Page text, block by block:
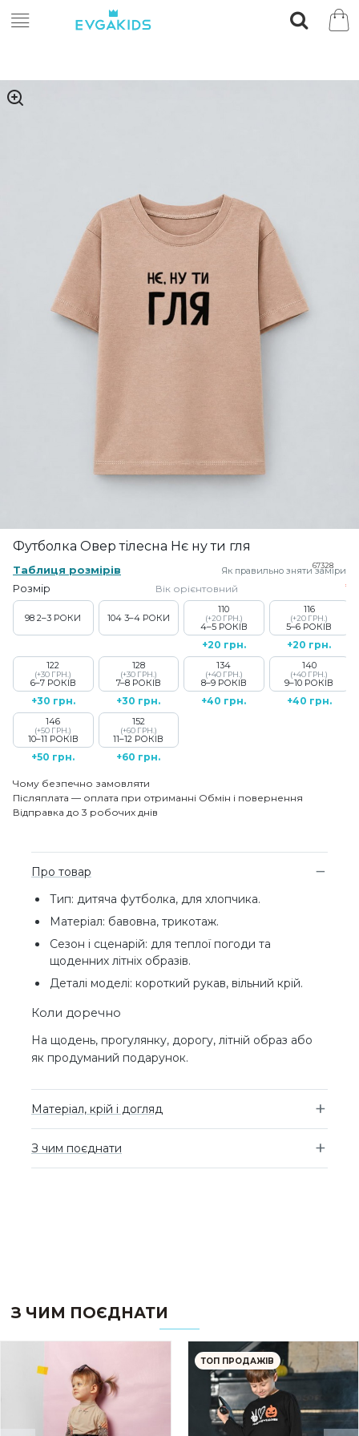
Футболка Овер тілесна Нє ну ти гля
67328
Таблиця розмірів Як правильно зняти заміри
Розмір Вік орієнтовний
98 2–3 РОКИ 104 3–4 РОКИ
110
(+20 ГРН.)
4–5 РОКІВ
+20 грн.
116
(+20 ГРН.)
5–6 РОКІВ
+20 грн.
122
(+30 ГРН.)
6–7 РОКІВ
+30 грн.
128
(+30 ГРН.)
7–8 РОКІВ
+30 грн.
134
(+40 ГРН.)
8–9 РОКІВ
+40 грн.
140
(+40 ГРН.)
9–10 РОКІВ
+40 грн.
146
(+50 ГРН.)
10–11 РОКІВ
+50 грн.
152
(+60 ГРН.)
11–12 РОКІВ
+60 грн.
Чому безпечно замовляти
Післяплата — оплата при отриманні Обмін і повернення
Відправка до 3 робочих днів
Про товар
Тип: дитяча футболка, для хлопчика.
Матеріал: бавовна, трикотаж.
Сезон і сценарій: для теплої погоди та
щоденних літніх образів.
Деталі моделі: короткий рукав, вільний крій.
Коли доречно
На щодень, прогулянку, дорогу, літній образ або
як продуманий подарунок.
Матеріал, крій і догляд
З чим поєднати
З ЧИМ ПОЄДНАТИ
ТОП ПРОДАЖІВ